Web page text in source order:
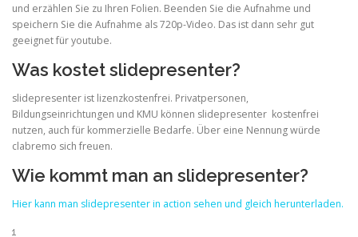
und erzählen Sie zu Ihren Folien. Beenden Sie die Aufnahme und
speichern Sie die Aufnahme als 720p-Video. Das ist dann sehr gut
geeignet für youtube.
Was kostet slidepresenter?
slidepresenter ist lizenzkostenfrei. Privatpersonen,
Bildungseinrichtungen und KMU können slidepresenter kostenfrei
nutzen, auch für kommerzielle Bedarfe. Über eine Nennung würde
clabremo sich freuen.
Wie kommt man an slidepresenter?
Hier kann man slidepresenter in action sehen und gleich herunterladen.